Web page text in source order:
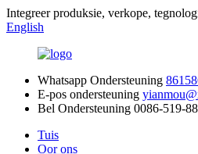
Integreer produksie, verkope,
English
Whatsapp Ondersteuning
E-pos ondersteuning
Bel Ondersteuning 0086-519-
Tuis
Oor ons